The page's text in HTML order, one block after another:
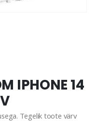
IPHONE 14
Tegelik toote värv